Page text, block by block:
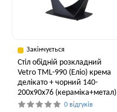
Закінчується
Стіл обідній розкладний
Vetro TML-990 (Еліо) крема
делікато + чорний 140-
200x90x76 (кераміка+метал)
0 відгуків